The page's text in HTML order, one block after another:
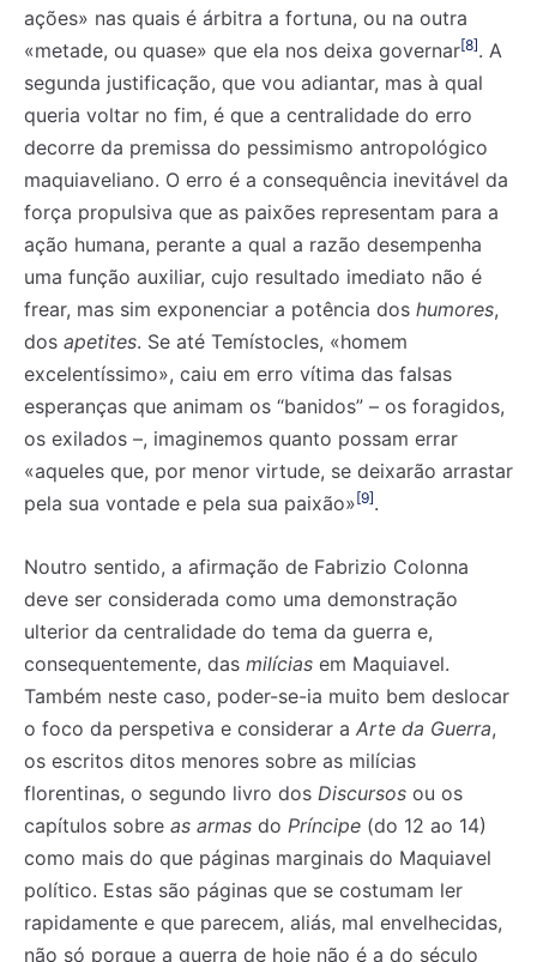
ações» nas quais é árbitra a fortuna, ou na outra
«metade, ou quase» que ela nos deixa governar[8]. A
segunda justificação, que vou adiantar, mas à qual
queria voltar no fim, é que a centralidade do erro
decorre da premissa do pessimismo antropológico
maquiaveliano. O erro é a consequência inevitável da
força propulsiva que as paixões representam para a
ação humana, perante a qual a razão desempenha
uma função auxiliar, cujo resultado imediato não é
frear, mas sim exponenciar a potência dos humores,
dos apetites. Se até Temístocles, «homem
excelentíssimo», caiu em erro vítima das falsas
esperanças que animam os “banidos” – os foragidos,
os exilados –, imaginemos quanto possam errar
«aqueles que, por menor virtude, se deixarão arrastar
pela sua vontade e pela sua paixão»[9].
Noutro sentido, a afirmação de Fabrizio Colonna
deve ser considerada como uma demonstração
ulterior da centralidade do tema da guerra e,
consequentemente, das milícias em Maquiavel.
Também neste caso, poder-se-ia muito bem deslocar
o foco da perspetiva e considerar a Arte da Guerra,
os escritos ditos menores sobre as milícias
florentinas, o segundo livro dos Discursos ou os
capítulos sobre as armas do Príncipe (do 12 ao 14)
como mais do que páginas marginais do Maquiavel
político. Estas são páginas que se costumam ler
rapidamente e que parecem, aliás, mal envelhecidas,
não só porque a guerra de hoje não é a do século